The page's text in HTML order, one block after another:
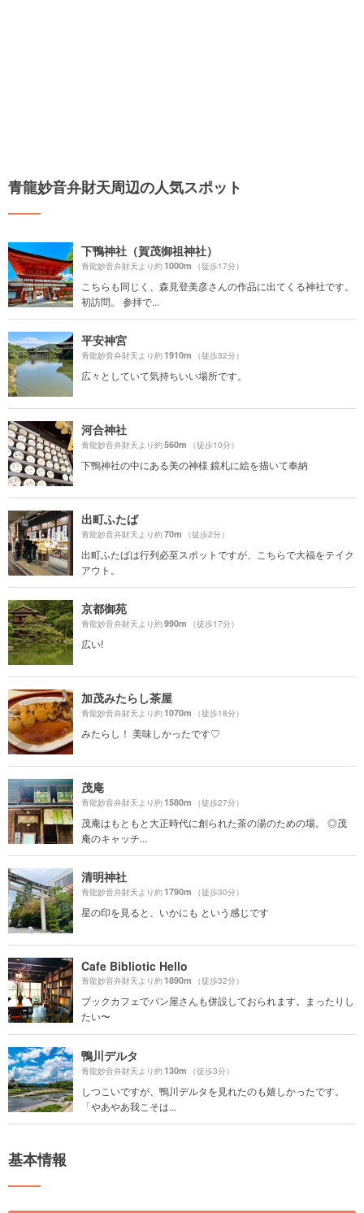
青龍妙音弁財天周辺の人気スポット
下鴨神社（賀茂御祖神社）
青龍妙音弁財天より約1000m （徒歩17分）
こちらも同じく、森見登美彦さんの作品に出てくる神社です。
初訪問。 参拝で...
平安神宮
青龍妙音弁財天より約1910m （徒歩32分）
広々としていて気持ちいい場所です。
河合神社
青龍妙音弁財天より約560m （徒歩10分）
下鴨神社の中にある美の神様 鏡札に絵を描いて奉納
出町ふたば
青龍妙音弁財天より約70m （徒歩2分）
出町ふたばは行列必至スポットですが、こちらで大福をテイク
アウト。
京都御苑
青龍妙音弁財天より約990m （徒歩17分）
広い!
加茂みたらし茶屋
青龍妙音弁財天より約1070m （徒歩18分）
みたらし！ 美味しかったです♡
茂庵
青龍妙音弁財天より約1580m （徒歩27分）
茂庵はもともと大正時代に創られた茶の湯のための場。 ◎茂
庵のキャッチ...
清明神社
青龍妙音弁財天より約1790m （徒歩30分）
星の印を見ると、いかにも という感じです
Cafe Bibliotic Hello
青龍妙音弁財天より約1890m （徒歩32分）
ブックカフェでパン屋さんも併設しておられます。まったりし
たい〜
鴨川デルタ
青龍妙音弁財天より約130m （徒歩3分）
しつこいですが、鴨川デルタを見れたのも嬉しかったです。
「やあやあ我こそは...
基本情報